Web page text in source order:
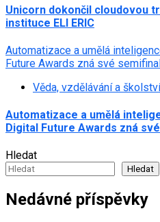
Unicorn dokončil cloudovou
instituce ELI ERIC
Automatizace a umělá
Future Awards zná své
Věda, vzdělávání a školství
Automatizace a umělá
Digital Future Awards zná
Hledat
Hledat
Nedávné příspěvky